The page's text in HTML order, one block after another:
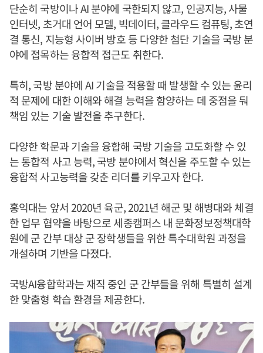
단순히 국방이나 AI 분야에 국한되지 않고, 인공지능, 사물
인터넷, 초거대 언어 모델, 빅데이터, 클라우드 컴퓨팅, 초연
결 통신, 지능형 사이버 방호 등 다양한 첨단 기술을 국방 분
야에 접목하는 융합적 접근도 취한다.
특히, 국방 분야에 AI 기술을 적용할 때 발생할 수 있는 윤리
적 문제에 대한 이해와 해결 능력을 함양하는 데 중점을 둬
책임 있는 기술 발전을 추구한다.
다양한 학문과 기술을 융합해 국방 기술을 고도화할 수 있
는 통합적 사고 능력, 국방 분야에서 혁신을 주도할 수 있는
융합적 사고능력을 갖춘 리더를 키우고자 한다.
홍익대는 앞서 2020년 육군, 2021년 해군 및 해병대와 체결
한 업무 협약을 바탕으로 세종캠퍼스 내 문화정보정책대학
원에 군 간부 대상 군 장학생들을 위한 특수대학원 과정을
개설하며 기반을 다졌다.
국방AI융합학과는 재직 중인 군 간부들을 위해 특별히 설계
한 맞춤형 학습 환경을 제공한다.